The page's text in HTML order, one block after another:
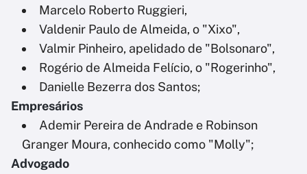
Marcelo Roberto Ruggieri,
Valdenir Paulo de Almeida, o "Xixo",
Valmir Pinheiro, apelidado de "Bolsonaro",
Rogério de Almeida Felício, o "Rogerinho",
Danielle Bezerra dos Santos;
Empresários
Ademir Pereira de Andrade e Robinson
Granger Moura, conhecido como "Molly";
Advogado